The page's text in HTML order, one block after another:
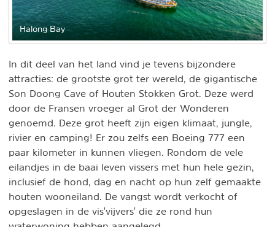
Halong Bay
In dit deel van het land vind je tevens bijzondere
attracties: de grootste grot ter wereld, de gigantische
Son Doong Cave of Houten Stokken Grot. Deze werd
door de Fransen vroeger al Grot der Wonderen
genoemd. Deze grot heeft zijn eigen klimaat, jungle,
rivier en camping! Er zou zelfs een Boeing 777 een
paar kilometer in kunnen vliegen. Rondom de vele
eilandjes in de baai leven vissers met hun hele gezin,
inclusief de hond, dag en nacht op hun zelf gemaakte
houten wooneiland. De vangst wordt verkocht of
opgeslagen in de vis'vijvers' die ze rond hun